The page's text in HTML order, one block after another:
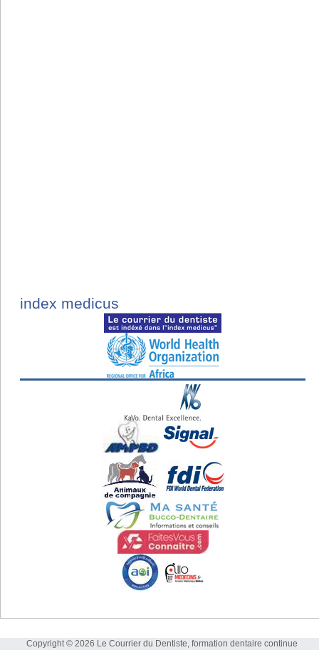
index medicus
Copyright © 2026 Le Courrier du Dentiste, formation dentaire continue